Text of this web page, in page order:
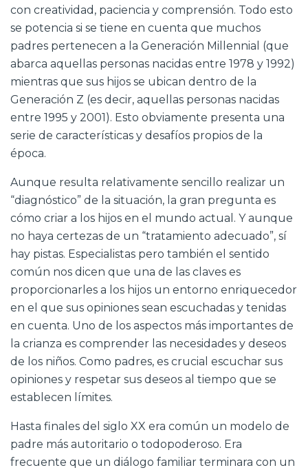
con creatividad, paciencia y comprensión. Todo esto
se potencia si se tiene en cuenta que muchos
padres pertenecen a la Generación Millennial (que
abarca aquellas personas nacidas entre 1978 y 1992)
mientras que sus hijos se ubican dentro de la
Generación Z (es decir, aquellas personas nacidas
entre 1995 y 2001). Esto obviamente presenta una
serie de características y desafíos propios de la
época.
Aunque resulta relativamente sencillo realizar un
“diagnóstico” de la situación, la gran pregunta es
cómo criar a los hijos en el mundo actual. Y aunque
no haya certezas de un “tratamiento adecuado”, sí
hay pistas. Especialistas pero también el sentido
común nos dicen que una de las claves es
proporcionarles a los hijos un entorno enriquecedor
en el que sus opiniones sean escuchadas y tenidas
en cuenta. Uno de los aspectos más importantes de
la crianza es comprender las necesidades y deseos
de los niños. Como padres, es crucial escuchar sus
opiniones y respetar sus deseos al tiempo que se
establecen límites.
Hasta finales del siglo XX era común un modelo de
padre más autoritario o todopoderoso. Era
frecuente que un diálogo familiar terminara con un